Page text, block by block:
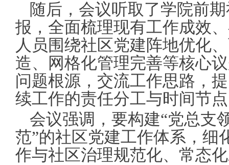
随后，会议听取了学院前
报，全面梳理现有工作成效
人员围绕社区党建阵地优化
造、网格化管理完善等核心
问题根源，交流工作思路，
续工作的责任分工与时间节
会议强调，要构建“党总
范”的社区党建工作体系，细
作与社区治理规范化、常态